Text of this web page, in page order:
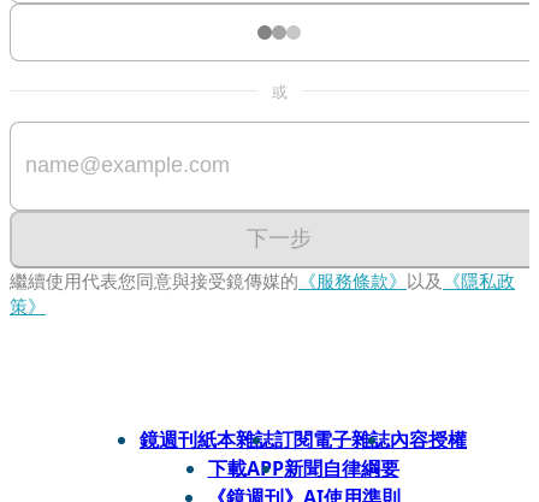
或
下一步
繼續使用代表您同意與接受鏡傳媒的 《服務條款》 以及 《隱私政
策》
鏡週刊紙本雜誌訂閱電子雜誌內容授權
下載APP新聞自律綱要